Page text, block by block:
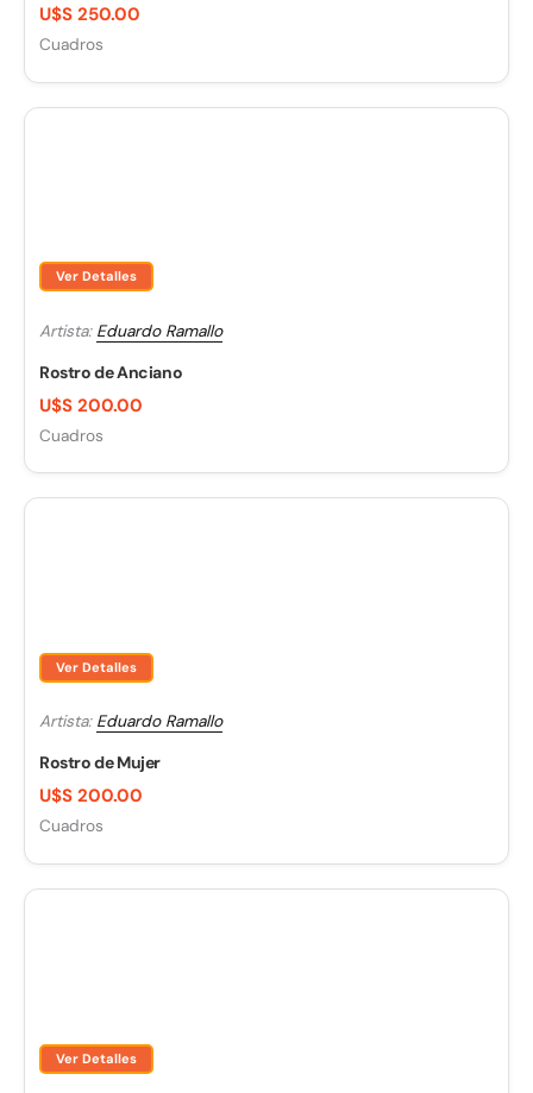
U$S 250.00
Cuadros
Ver Detalles
Artista: Eduardo Ramallo
Rostro de Anciano
U$S 200.00
Cuadros
Ver Detalles
Artista: Eduardo Ramallo
Rostro de Mujer
U$S 200.00
Cuadros
Ver Detalles